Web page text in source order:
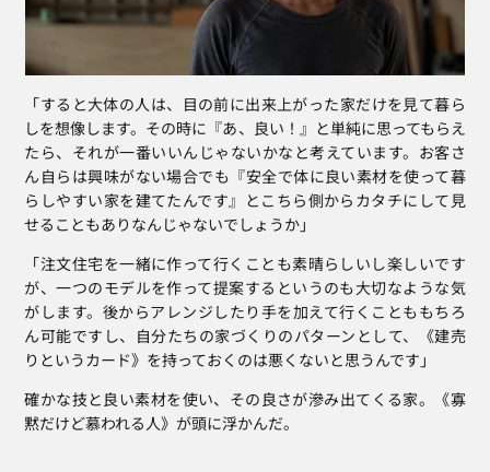
「すると大体の人は、目の前に出来上がった家だけを見て暮ら
しを想像します。その時に『あ、良い！』と単純に思ってもらえ
たら、それが一番いいんじゃないかなと考えています。お客さ
ん自らは興味がない場合でも『安全で体に良い素材を使って暮
らしやすい家を建てたんです』とこちら側からカタチにして見
せることもありなんじゃないでしょうか」
「注文住宅を一緒に作って行くことも素晴らしいし楽しいです
が、一つのモデルを作って提案するというのも大切なような気
がします。後からアレンジしたり手を加えて行くことももちろ
ん可能ですし、自分たちの家づくりのパターンとして、《建売
りというカード》を持っておくのは悪くないと思うんです」
確かな技と良い素材を使い、その良さが滲み出てくる家。《寡
黙だけど慕われる人》が頭に浮かんだ。